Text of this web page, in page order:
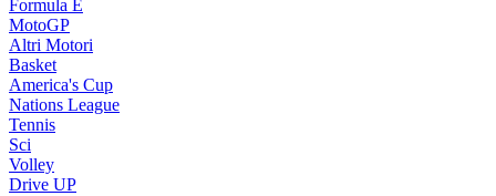
Formula E
MotoGP
Altri Motori
Basket
America's Cup
Nations League
Tennis
Sci
Volley
Drive UP